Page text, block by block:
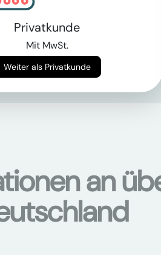
als Bagger?
hier
an
Privatkunde
Mit MwSt.
Weiter als Privatkunde